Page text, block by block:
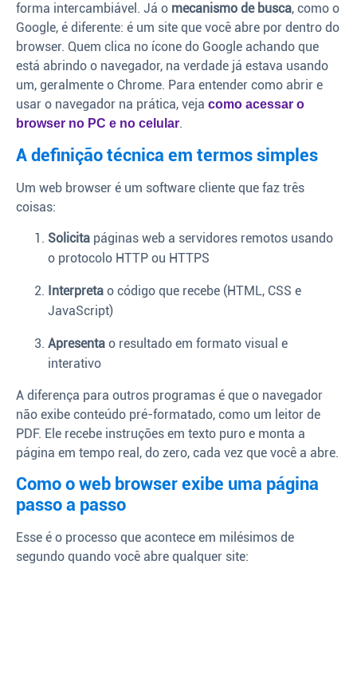
forma intercambiável. Já o mecanismo de busca, como o
Google, é diferente: é um site que você abre por dentro do
browser. Quem clica no ícone do Google achando que
está abrindo o navegador, na verdade já estava usando
um, geralmente o Chrome. Para entender como abrir e
usar o navegador na prática, veja como acessar o
browser no PC e no celular.
A definição técnica em termos simples
Um web browser é um software cliente que faz três
coisas:
Solicita páginas web a servidores remotos usando
o protocolo HTTP ou HTTPS
Interpreta o código que recebe (HTML, CSS e
JavaScript)
Apresenta o resultado em formato visual e
interativo
A diferença para outros programas é que o navegador
não exibe conteúdo pré-formatado, como um leitor de
PDF. Ele recebe instruções em texto puro e monta a
página em tempo real, do zero, cada vez que você a abre.
Como o web browser exibe uma página
passo a passo
Esse é o processo que acontece em milésimos de
segundo quando você abre qualquer site: